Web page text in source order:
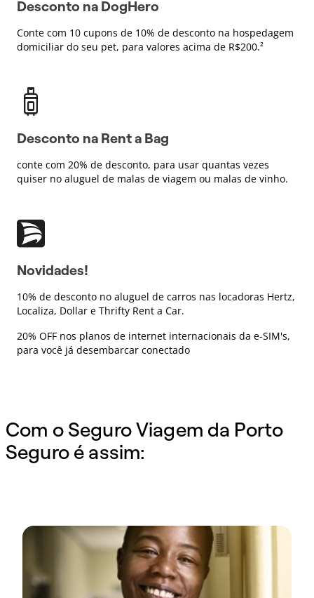
Desconto na DogHero
Conte com 10 cupons de 10% de desconto na hospedagem
domiciliar do seu pet, para valores acima de R$200.²
Desconto na Rent a Bag
conte com 20% de desconto, para usar quantas vezes
quiser no aluguel de malas de viagem ou malas de vinho.
Novidades!
10% de desconto no aluguel de carros nas locadoras Hertz,
Localiza, Dollar e Thrifty Rent a Car.
20% OFF nos planos de internet internacionais da e-SIM's,
para você já desembarcar conectado
Com o Seguro Viagem da Porto
Seguro é assim: